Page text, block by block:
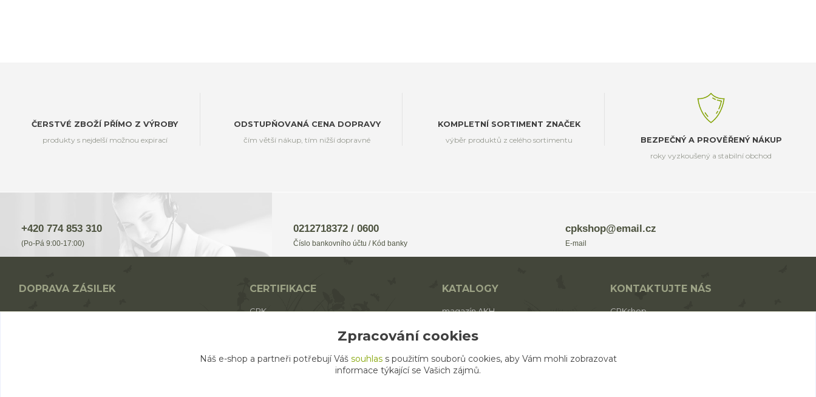
ČERSTVÉ ZBOŽÍ PŘÍMO Z VÝROBY
produkty s nejdelší možnou expirací
ODSTUPŇOVANÁ CENA DOPRAVY
čím větší nákup, tím nižší dopravné
KOMPLETNÍ SORTIMENT ZNAČEK
výběr produktů z celého sortimentu
BEZPEČNÝ A PROVĚŘENÝ NÁKUP
roky vyzkoušený a stabilní obchod
+420 774 853 310
(Po-Pá 9:00-17:00)
0212718372 / 0600
Číslo bankovního účtu / Kód banky
cpkshop@email.cz
E-mail
DOPRAVA ZÁSILEK CERTIFIKACE
CPK
BIO produkt ECO zemědělství
KATALOGY
magazín AKH
katalog AKH
katalog SALOOS
KONTAKTUJTE NÁS
CPKshop
Zpracování cookies
Náš e-shop a partneři potřebují Váš souhlass použitím souborů cookies, aby Vám mohli zobrazovat
informace týkající se Vašich zájmů.